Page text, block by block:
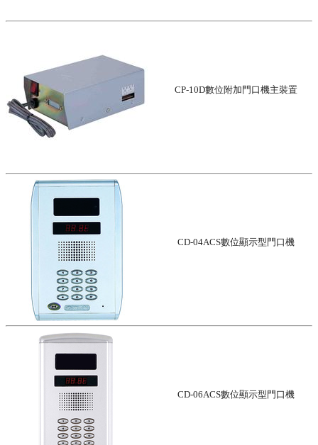
CP-10D數位附加門口機主裝置
CD-04ACS數位顯示型門口機
CD-06ACS數位顯示型門口機